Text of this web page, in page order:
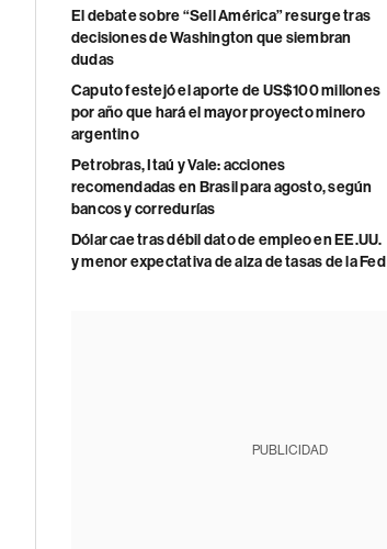
El debate sobre “Sell América” resurge tras
decisiones de Washington que siembran
dudas
Caputo festejó el aporte de US$100 millones
por año que hará el mayor proyecto minero
argentino
Petrobras, Itaú y Vale: acciones
recomendadas en Brasil para agosto, según
bancos y corredurías
Dólar cae tras débil dato de empleo en EE.UU.
y menor expectativa de alza de tasas de la Fed
PUBLICIDAD